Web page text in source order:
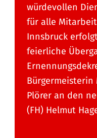
würdevollen
für alle
Innsbruck
feierliche
Bürgermeisterin
Plörer an den
(FH) Helmut